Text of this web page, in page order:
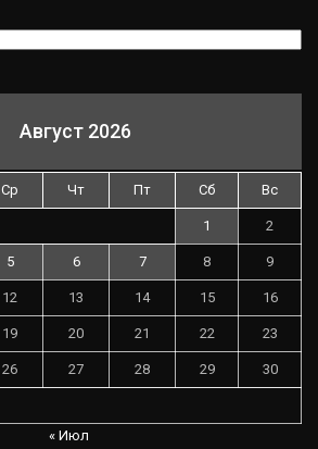
Август 2026
Ср Чт Пт Сб Вс
1 2
5 6 7 8 9
12 13 14 15 16
19 20 21 22 23
26 27 28 29 30
« Июл